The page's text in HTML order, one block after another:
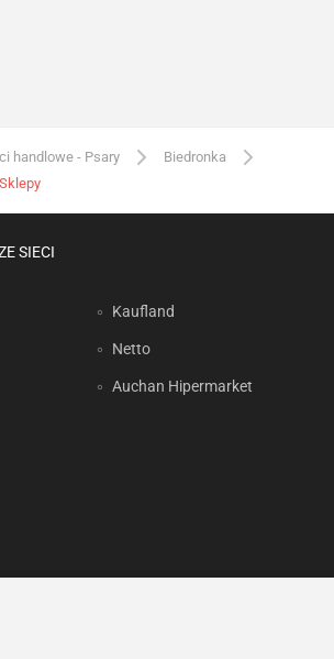
handlowe - Psary
Biedronka
Sklepy
SIECI
Kaufland
Netto
Auchan Hipermarket